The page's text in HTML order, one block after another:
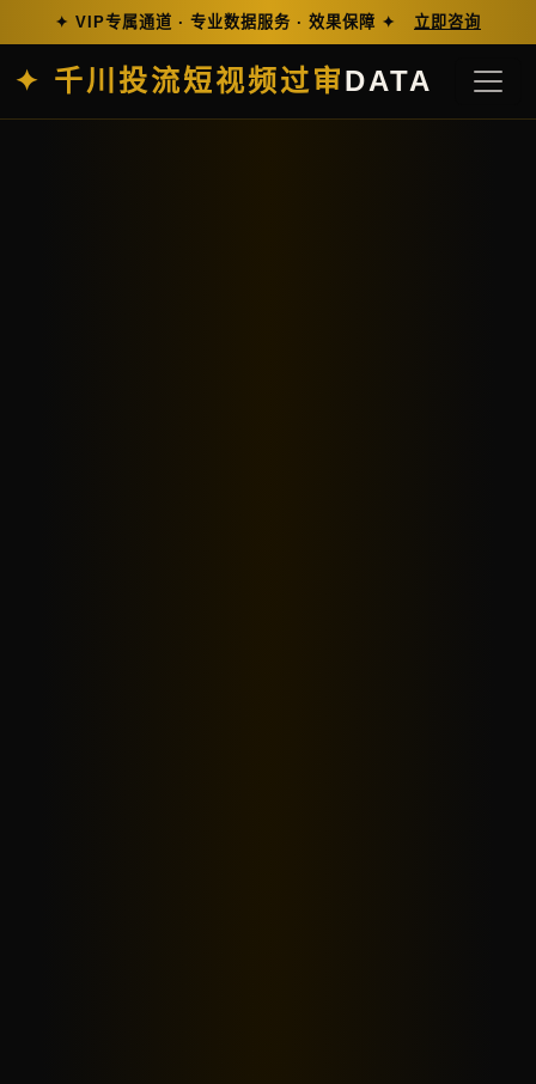
✦ VIP专属通道 · 专业数据服务 · 效果保障 ✦ 立即咨询
✦ 千川投流短视频过审DATA